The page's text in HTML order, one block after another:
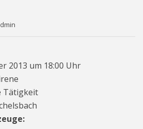
2013 um 18:00 Uhr
Tätigkeit